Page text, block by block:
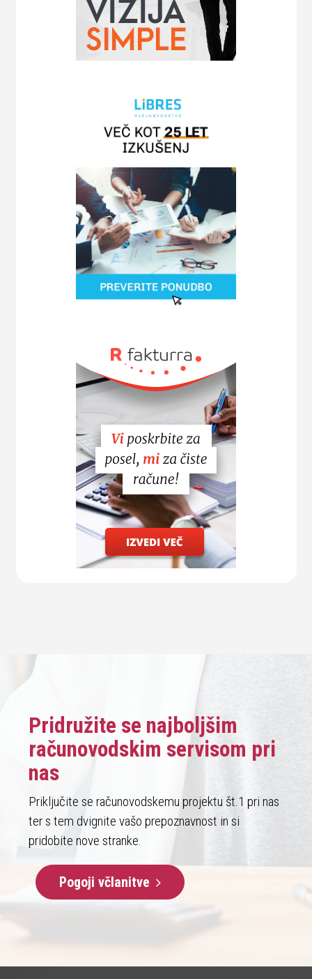
Pridružite se najboljšim
računovodskim servisom pri
nas
Priključite se računovodskemu projektu št.1 pri nas
ter s tem dvignite vašo prepoznavnost in si
pridobite nove stranke.
Pogoji včlanitve